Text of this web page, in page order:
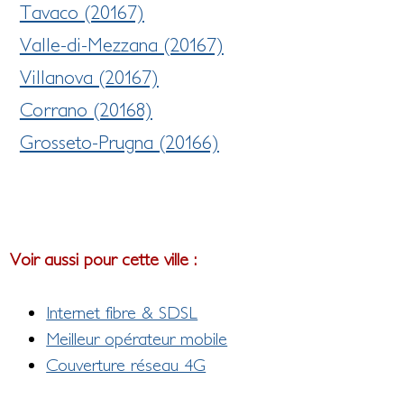
Tavaco (20167)
Valle-di-Mezzana (20167)
Villanova (20167)
Corrano (20168)
Grosseto-Prugna (20166)
Voir aussi pour cette ville :
Internet fibre & SDSL
Meilleur opérateur mobile
Couverture réseau 4G